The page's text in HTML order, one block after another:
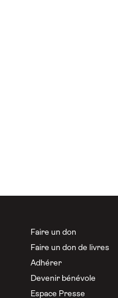
Faire un don
Faire un don de livres
Adhérer
Devenir bénévole
Espace Presse